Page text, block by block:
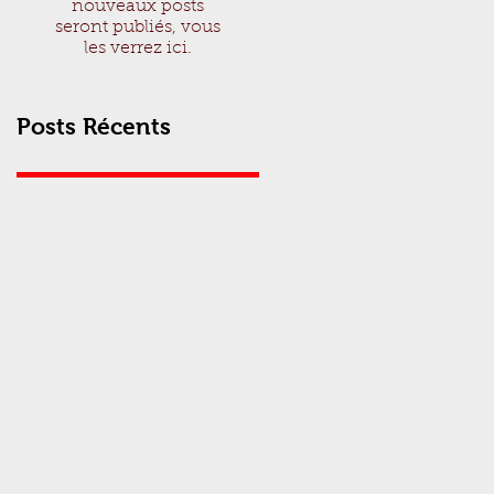
nouveaux posts
seront publiés, vous
les verrez ici.
Posts Récents